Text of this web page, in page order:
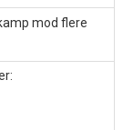
mod flere